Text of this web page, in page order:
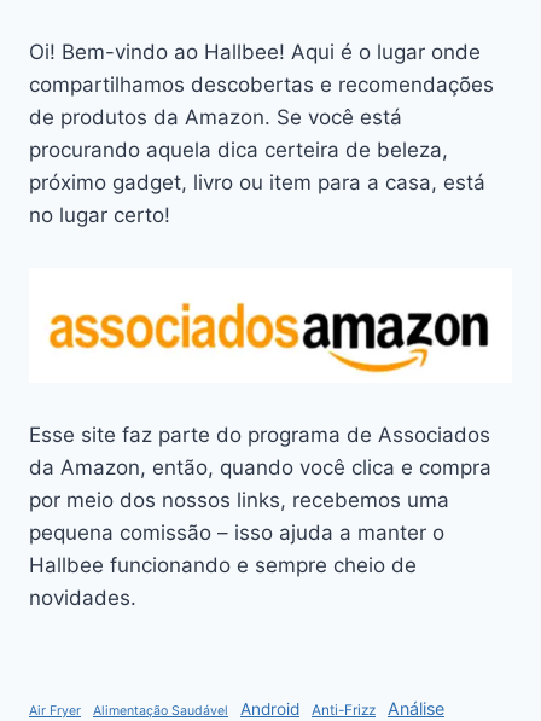
Oi! Bem-vindo ao Hallbee! Aqui é o lugar onde
compartilhamos descobertas e recomendações
de produtos da Amazon. Se você está
procurando aquela dica certeira de beleza,
próximo gadget, livro ou item para a casa, está
no lugar certo!
Esse site faz parte do programa de Associados
da Amazon, então, quando você clica e compra
por meio dos nossos links, recebemos uma
pequena comissão – isso ajuda a manter o
Hallbee funcionando e sempre cheio de
novidades.
Air Fryer Alimentação Saudável Android Anti-Frizz
Análise